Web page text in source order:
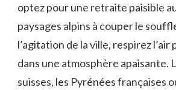
optez pour une ‌retraite paisible
paysages⁣ alpins à couper le
l’agitation de la ‍ville, respirez
dans une atmosphère apaisante.
suisses, les Pyrénées françaises